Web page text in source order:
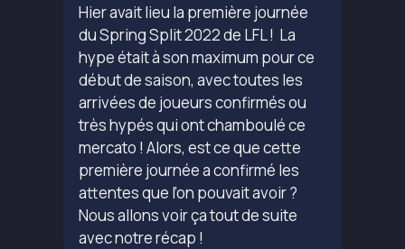
Hier avait lieu la première journée
du Spring Split 2022 de LFL ! La
hype était à son maximum pour ce
début de saison, avec toutes les
arrivées de joueurs confirmés ou
très hypés qui ont chamboulé ce
mercato ! Alors, est ce que cette
première journée a confirmé les
attentes que l’on pouvait avoir ?
Nous allons voir ça tout de suite
avec notre récap !